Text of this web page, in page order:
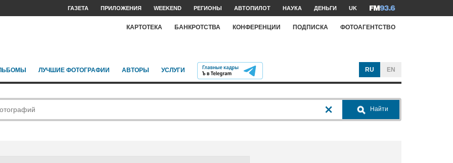
ГАЗЕТА ПРИЛОЖЕНИЯ WEEKEND РЕГИОНЫ АВТОПИЛОТ НАУКА ДЕНЬГИ UK
КАРТОТЕКА БАНКРОТСТВА КОНФЕРЕНЦИИ ПОДПИСКА ФОТОАГЕНТСТВО
ЛУЧШИЕ ФОТОГРАФИИ АВТОРЫ УСЛУГИ RU EN
Найти